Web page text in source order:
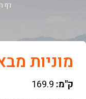
דף
מוניות
ק"מ: 169.9